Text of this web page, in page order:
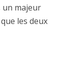
un majeur
les deux